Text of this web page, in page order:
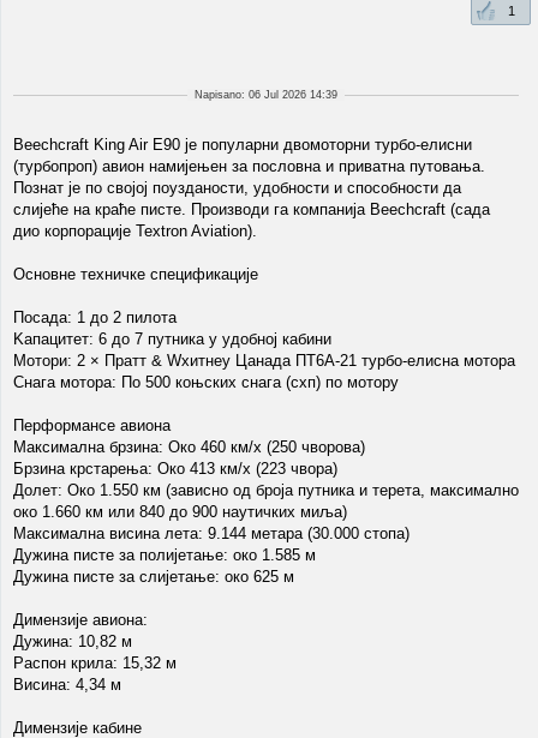
1
Napisano: 06 Jul 2026 14:39
Beechcraft King Air Е90 је популарни двомоторни турбо-елисни
(турбопроп) авион намијењен за пословна и приватна путовања.
Познат је по својој поузданости, удобности и способности да
слијеће на краће писте. Производи га компанија Beechcraft (сада
дио корпорације Textron Aviation).
Основне техничке спецификације
Посада: 1 до 2 пилота
Kапацитет: 6 до 7 путника у удобној кабини
Мотори: 2 × Пратт & Wхитнеy Цанада ПТ6А-21 турбо-елисна мотора
Снага мотора: По 500 коњских снага (схп) по мотору
Перформансе авиона
Максимална брзина: Око 460 км/х (250 чворова)
Брзина крстарења: Око 413 км/х (223 чвора)
Долет: Око 1.550 км (зависно од броја путника и терета, максимално
око 1.660 км или 840 до 900 наутичких миља)
Максимална висина лета: 9.144 метара (30.000 стопа)
Дужина писте за полијетање: око 1.585 м
Дужина писте за слијетање: око 625 м
Димензије авиона:
Дужина: 10,82 м
Распон крила: 15,32 м
Висина: 4,34 м
Димензије кабине